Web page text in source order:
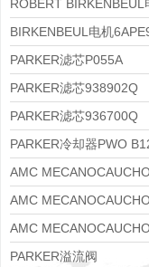
ROBERT BIRKENBEUL
8APE80M-2K-IE3
BIRKENBEUL电机
PARKER滤芯P055A
PARKER滤芯938902Q
PARKER滤芯936700Q
PARKER冷却器PWO
AMC
138552
AMC
138551
AMC
608074
PARKER溢流阀